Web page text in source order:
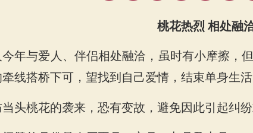
年感情运势
桃花热烈 相处融
今年与爱人、伴侣相处融洽，虽时有小摩擦，
线搭桥下可，望找到自己爱情，结束单身生活
头桃花的袭来，恐有变故，避免因此引起纠纷